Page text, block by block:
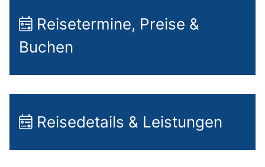
Reisetermine, Preise &
Buchen
Reisedetails & Leistungen